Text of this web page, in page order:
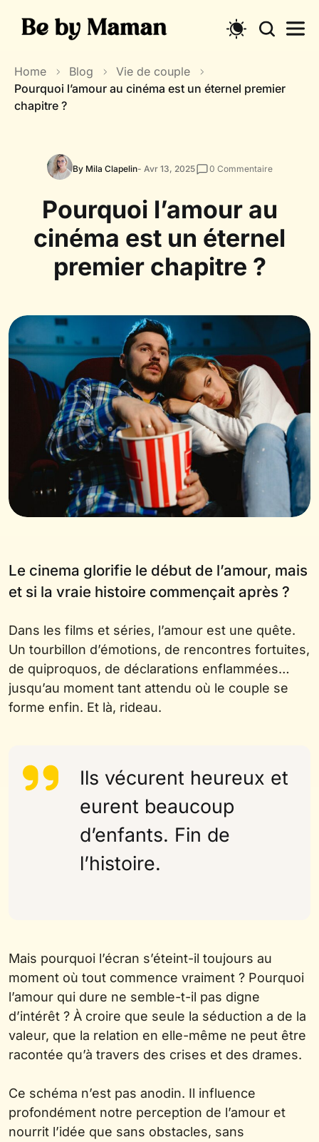
Home Blog
Vie de couple
Pourquoi l’amour au cinéma est un éternel premier
chapitre ?
By Mila Clapelin- Avr 13, 2025 0 Commentaire
Pourquoi l’amour au
cinéma est un éternel
premier chapitre ?
Le cinema glorifie le début de l’amour, mais
et si la vraie histoire commençait après ?
Dans les films et séries, l’amour est une quête.
Un tourbillon d’émotions, de rencontres fortuites,
de quiproquos, de déclarations enflammées…
jusqu’au moment tant attendu où le couple se
forme enfin. Et là, rideau.
Ils vécurent heureux et
eurent beaucoup
d’enfants. Fin de
l’histoire.
Mais pourquoi l’écran s’éteint-il toujours au
moment où tout commence vraiment ? Pourquoi
l’amour qui dure ne semble-t-il pas digne
d’intérêt ? À croire que seule la séduction a de la
valeur, que la relation en elle-même ne peut être
racontée qu’à travers des crises et des drames.
Ce schéma n’est pas anodin. Il influence
profondément notre perception de l’amour et
nourrit l’idée que sans obstacles, sans